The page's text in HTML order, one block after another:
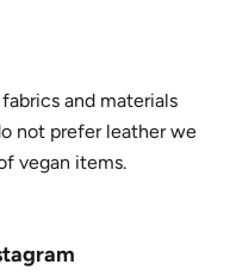
and materials
not prefer leather we
vegan items.